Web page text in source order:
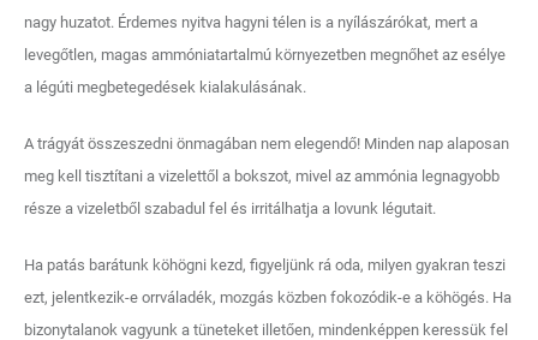
nagy huzatot. Érdemes nyitva hagyni télen is a nyílászárókat, mert a
levegőtlen, magas ammóniatartalmú környezetben megnőhet az esélye
a légúti megbetegedések kialakulásának.
A trágyát összeszedni önmagában nem elegendő! Minden nap alaposan
meg kell tisztítani a vizelettől a bokszot, mivel az ammónia legnagyobb
része a vizeletből szabadul fel és irritálhatja a lovunk légutait.
Ha patás barátunk köhögni kezd, figyeljünk rá oda, milyen gyakran teszi
ezt, jelentkezik-e orrváladék, mozgás közben fokozódik-e a köhögés. Ha
bizonytalanok vagyunk a tüneteket illetően, mindenképpen keressük fel